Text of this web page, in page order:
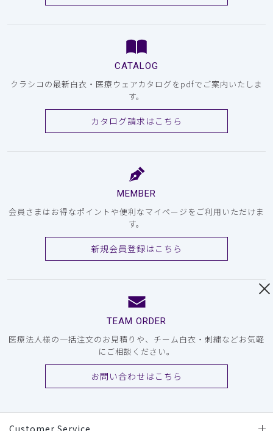
CATALOG
クラシコの最新白衣・医療ウェアカタログをpdfでご案内いたしま
す。
カタログ請求はこちら
MEMBER
会員さまはお得なポイントや便利なマイページをご利用いただけま
す。
新規会員登録はこちら
TEAM ORDER
医療法人様の一括注文のお見積りや、チーム白衣・刺繍などお気軽
にご相談ください。
お問い合わせはこちら
Customer Service